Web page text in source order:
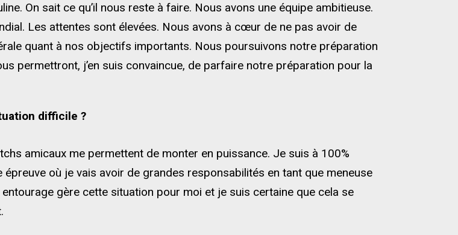
On sait ce qu’il nous reste à faire. Nous avons une équipe ambitieuse.
Les attentes sont élevées. Nous avons à cœur de ne pas avoir de
quant à nos objectifs importants. Nous poursuivons notre préparation
permettront, j’en suis convaincue, de parfaire notre préparation pour la
difficile ?
amicaux me permettent de monter en puissance. Je suis à 100%
où je vais avoir de grandes responsabilités en tant que meneuse
gère cette situation pour moi et je suis certaine que cela se